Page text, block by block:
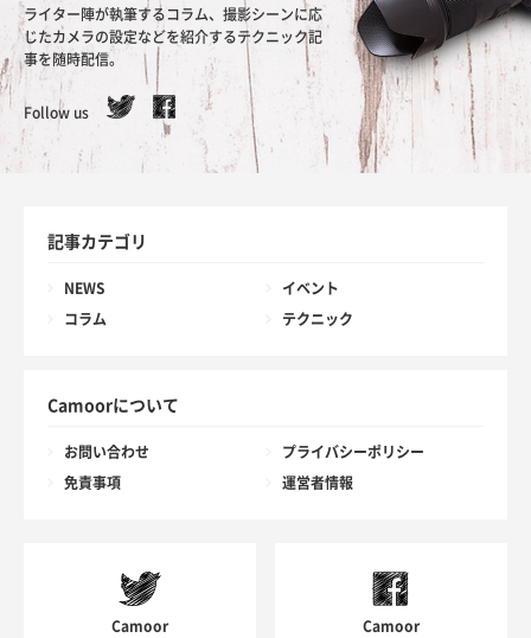
ライター陣が執筆するコラム、撮影シーンに応
じたカメラの設定などを紹介するテクニック記
事を随時配信。
Follow us
記事カテゴリ
NEWS イベント
コラム テクニック
Camoorについて
お問い合わせ プライバシーポリシー
免責事項 運営者情報
Camoor Camoor